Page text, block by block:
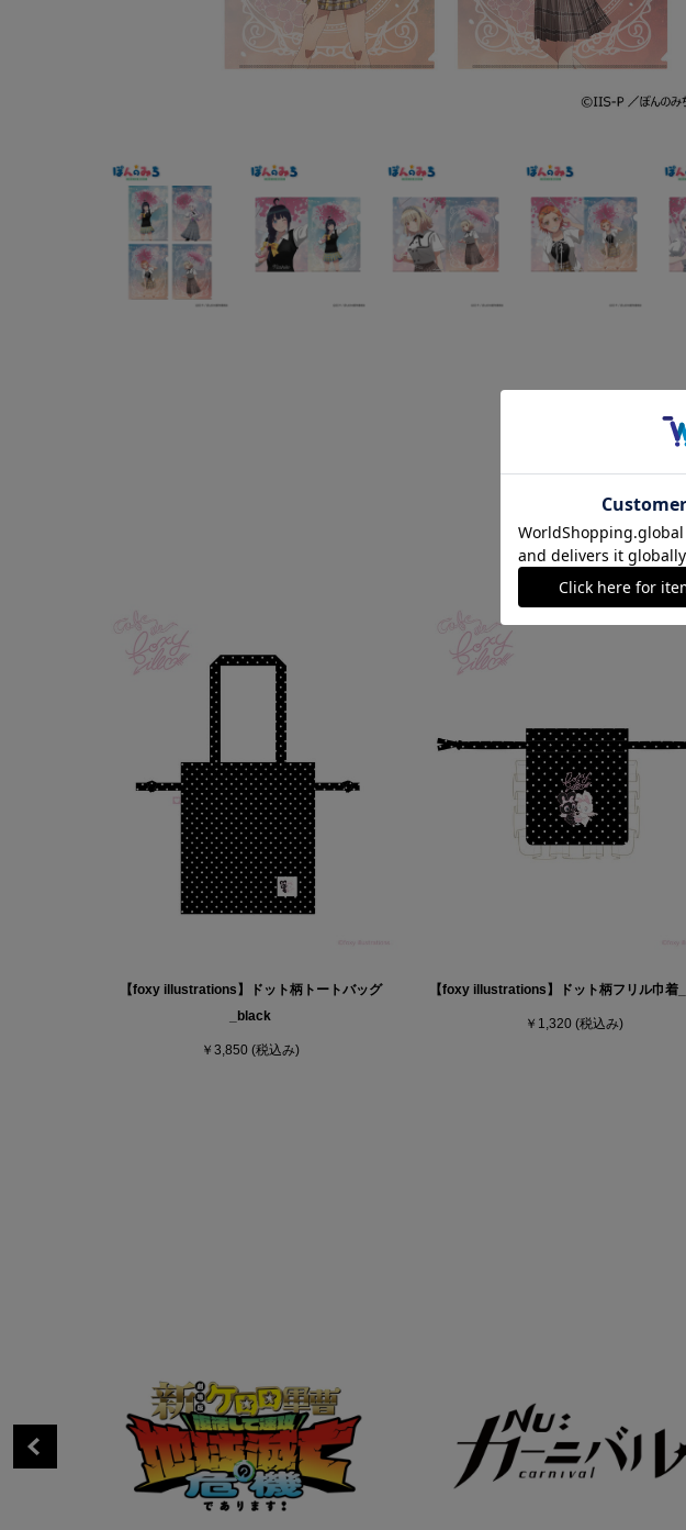
【foxy illustrations】ドット柄トートバッグ
_black
￥3,850(税込み)
【foxy illustrations】ドット柄フリル巾着
￥1,320(税込み)